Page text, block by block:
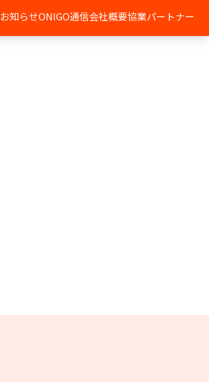
お知らせONIGO通信会社概要協業パートナー